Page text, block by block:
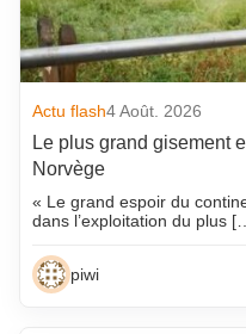
Actu flash4 Août. 2026
Le plus grand gisement
Norvège
« Le grand espoir du
dans l’exploitation du plus
piwi